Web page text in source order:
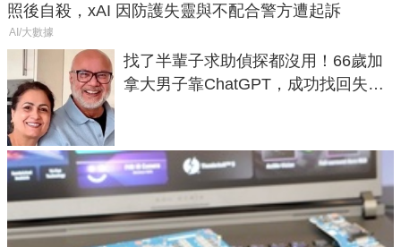
照後自殺，xAI 因防護失靈與不配合警方遭起訴
AI/大數據
找了半輩子求助偵探都沒用！66歲加
拿大男子靠ChatGPT，成功找回失散